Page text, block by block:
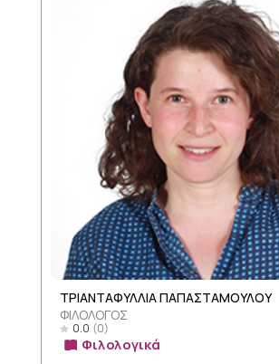
ΤΡΙΑΝΤΑΦΥΛΛΙΑ ΠΑΠΑΣΤΑΜΟΥΛΟΥ
ΦΙΛΟΛΟΓΟΣ
0.0 (0)
Φιλολογικά